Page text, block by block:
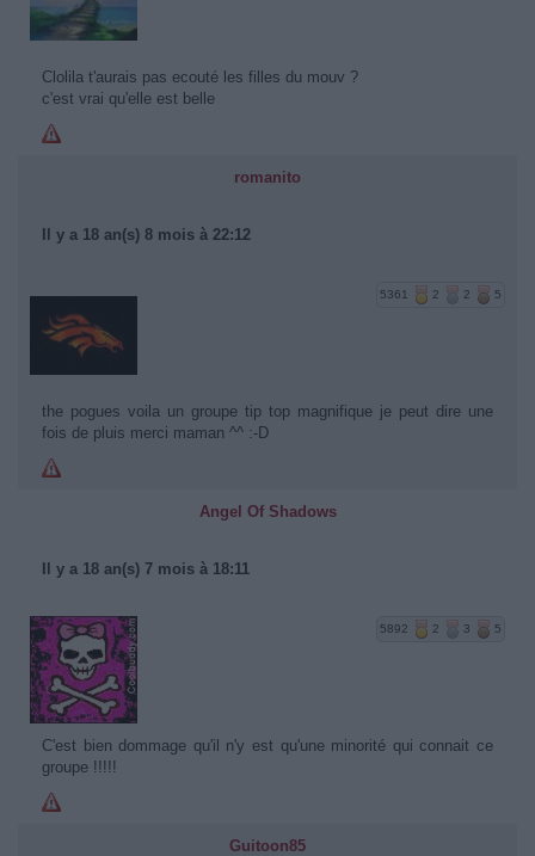
Clolila t'aurais pas ecouté les filles du mouv ?
c'est vrai qu'elle est belle
romanito
Il y a 18 an(s) 8 mois à 22:12
5361 2 2 5
the pogues voila un groupe tip top magnifique je peut dire une
fois de pluis merci maman ^^ :-D
Angel Of Shadows
Il y a 18 an(s) 7 mois à 18:11
5892 2 3 5
C'est bien dommage qu'il n'y est qu'une minorité qui connait ce
groupe !!!!!
Guitoon85